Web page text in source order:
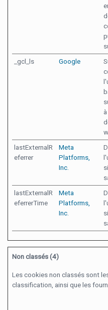
_gcl_ls Google
lastExternalR
eferrer
Meta
Platforms,
Inc.
lastExternalR
eferrerTime
Meta
Platforms,
Inc.
Non classés (4)
Les cookies non classés sont
classification, ainsi que les